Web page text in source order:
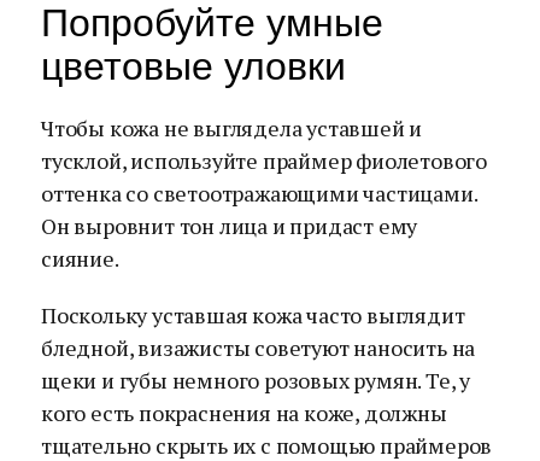
Попробуйте умные
цветовые уловки
Чтобы кожа не выглядела уставшей и
тусклой, используйте праймер фиолетового
оттенка со светоотражающими частицами.
Он выровнит тон лица и придаст ему
сияние.
Поскольку уставшая кожа часто выглядит
бледной, визажисты советуют наносить на
щеки и губы немного розовых румян. Те, у
кого есть покраснения на коже, должны
тщательно скрыть их с помощью праймеров